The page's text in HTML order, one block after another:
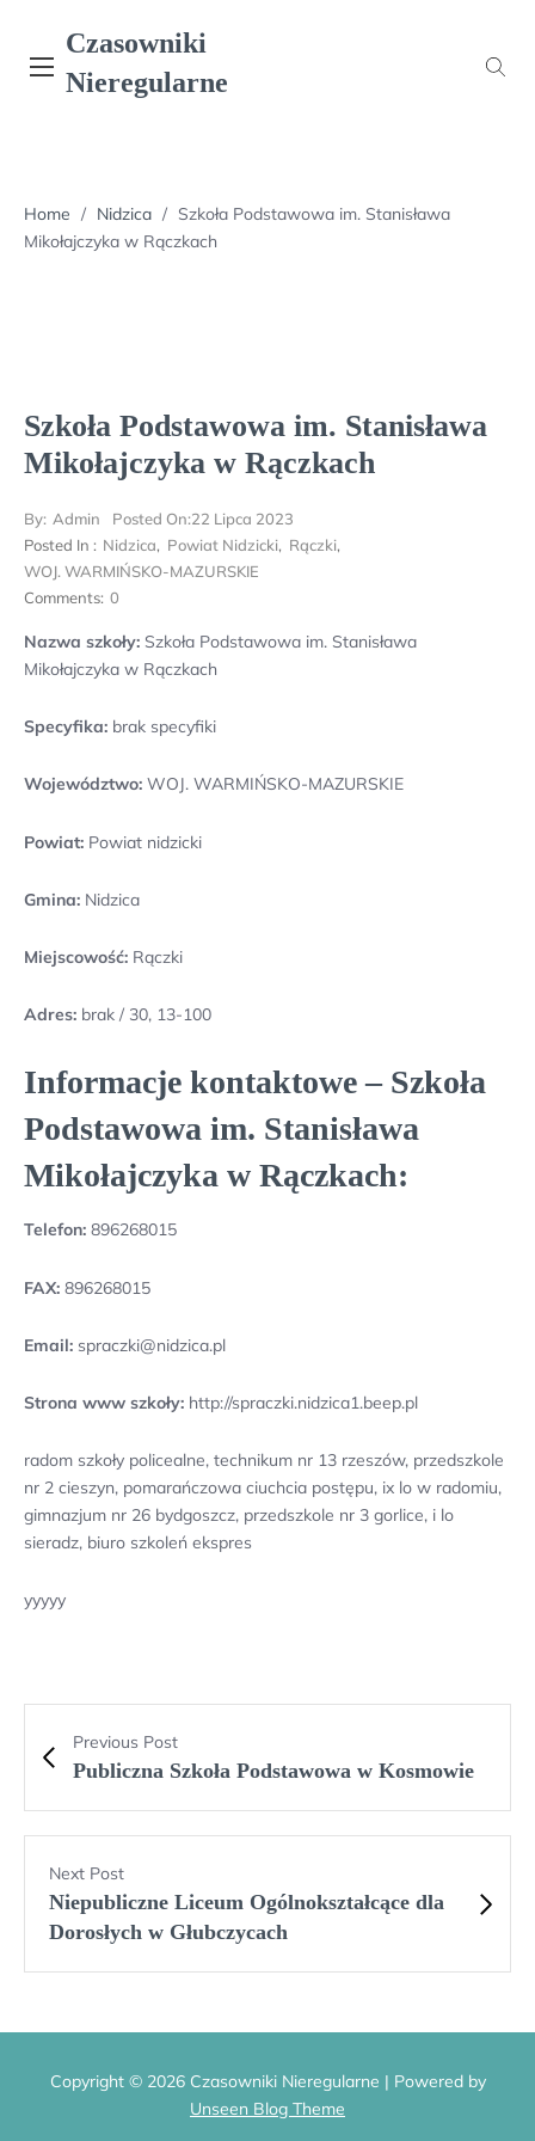
content
Czasowniki
Nieregularne
Home / Nidzica / Szkoła Podstawowa im. Stanisława
Mikołajczyka w Rączkach
Szkoła Podstawowa im. Stanisława
Mikołajczyka w Rączkach
By: Admin Posted On:22 Lipca 2023
Posted In : Nidzica, Powiat Nidzicki, Rączki,
WOJ. WARMIŃSKO-MAZURSKIE
Comments: 0
Nazwa szkoły: Szkoła Podstawowa im. Stanisława
Mikołajczyka w Rączkach
Specyfika: brak specyfiki
Województwo: WOJ. WARMIŃSKO-MAZURSKIE
Powiat: Powiat nidzicki
Gmina: Nidzica
Miejscowość: Rączki
Adres: brak / 30, 13-100
Informacje kontaktowe – Szkoła
Podstawowa im. Stanisława
Mikołajczyka w Rączkach:
Telefon: 896268015
FAX: 896268015
Email: spraczki@nidzica.pl
Strona www szkoły: http://spraczki.nidzica1.beep.pl
radom szkoły policealne, technikum nr 13 rzeszów, przedszkole
nr 2 cieszyn, pomarańczowa ciuchcia postępu, ix lo w radomiu,
gimnazjum nr 26 bydgoszcz, przedszkole nr 3 gorlice, i lo
sieradz, biuro szkoleń ekspres
yyyyy
Previous Post
Publiczna Szkoła Podstawowa w Kosmowie
Next Post
Niepubliczne Liceum Ogólnokształcące dla
Dorosłych w Głubczycach
Copyright © 2026 Czasowniki Nieregularne | Powered by
Unseen Blog Theme